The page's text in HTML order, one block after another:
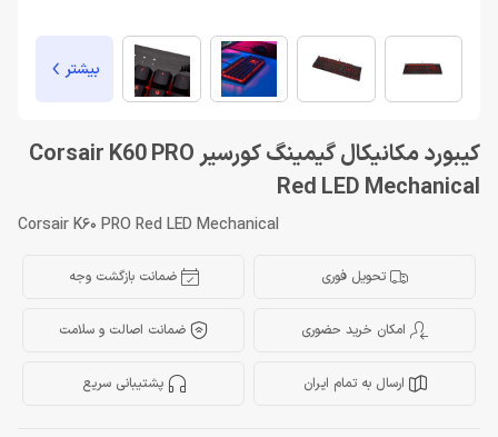
بیشتر
کیبورد مکانیکال گیمینگ کورسیر Corsair K60 PRO
Red LED Mechanical
Corsair K60 PRO Red LED Mechanical
تحویل فوری ضمانت بازگشت وجه
امکان خرید حضوری ضمانت اصالت و سلامت
ارسال به تمام ایران پشتیبانی سریع